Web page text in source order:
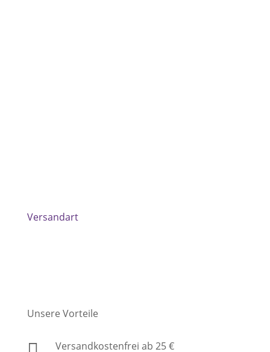
Versandart
Unsere Vorteile
Versandkostenfrei ab 25 €